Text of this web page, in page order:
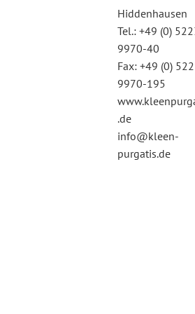
Hiddenhausen
Tel.: +49 (0)
9970-40
Fax: +49 (0)
9970-195
.de
info@kleen-
purgatis.de